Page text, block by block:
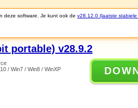
deze software. Je kunt ook de v28.12.0 (laatste stabiele
portable) v28.9.2
/ Win7 / Win8 / WinXP